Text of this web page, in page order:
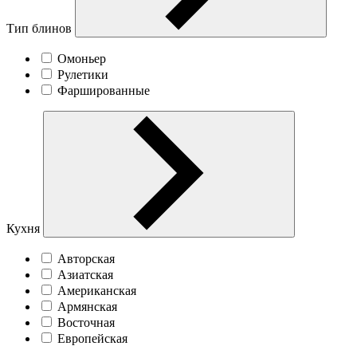
Тип блинов
Омоньер
Рулетики
Фаршированные
Кухня
Авторская
Азиатская
Американская
Армянская
Восточная
Европейская